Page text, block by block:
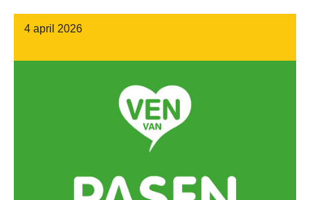
4 april 2026